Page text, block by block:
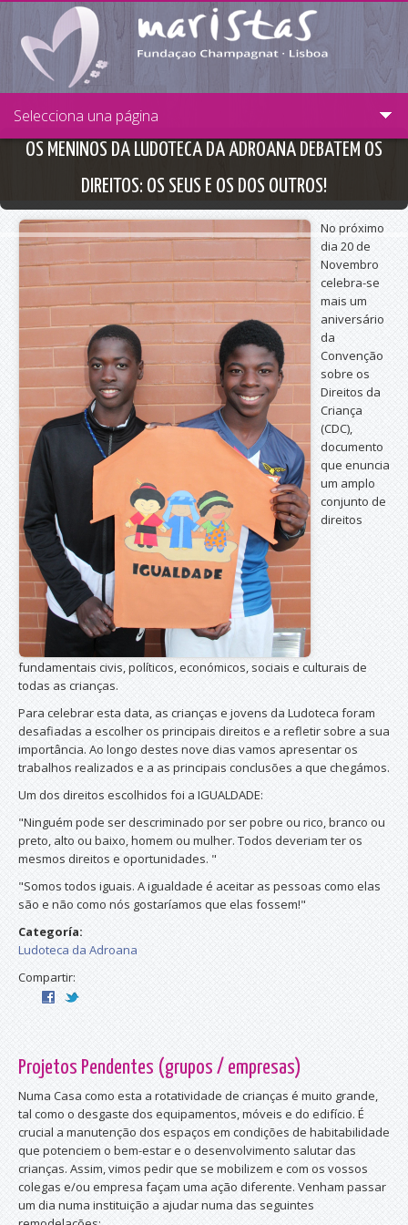
Passar para o conteúdo principal
Selecciona una página
OS MENINOS DA LUDOTECA DA ADROANA DEBATEM OS
DIREITOS: OS SEUS E OS DOS OUTROS!
No próximo
dia 20 de
Novembro
celebra-se
mais um
aniversário
da
Convenção
sobre os
Direitos da
Criança
(CDC),
documento
que enuncia
um amplo
conjunto de
direitos
fundamentais civis, políticos, económicos, sociais e culturais de
todas as crianças.
Para celebrar esta data, as crianças e jovens da Ludoteca foram
desafiadas a escolher os principais direitos e a refletir sobre a sua
importância. Ao longo destes nove dias vamos apresentar os
trabalhos realizados e a as principais conclusões a que chegámos.
Um dos direitos escolhidos foi a IGUALDADE:
"Ninguém pode ser descriminado por ser pobre ou rico, branco ou
preto, alto ou baixo, homem ou mulher. Todos deveriam ter os
mesmos direitos e oportunidades. "
"Somos todos iguais. A igualdade é aceitar as pessoas como elas
são e não como nós gostaríamos que elas fossem!"
Categoría:
Ludoteca da Adroana
Compartir:
Projetos Pendentes (grupos / empresas)
Numa Casa como esta a rotatividade de crianças é muito grande,
tal como o desgaste dos equipamentos, móveis e do edifício. É
crucial a manutenção dos espaços em condições de habitabilidade
que potenciem o bem-estar e o desenvolvimento salutar das
crianças. Assim, vimos pedir que se mobilizem e com os vossos
colegas e/ou empresa façam uma ação diferente. Venham passar
um dia numa instituição a ajudar numa das seguintes